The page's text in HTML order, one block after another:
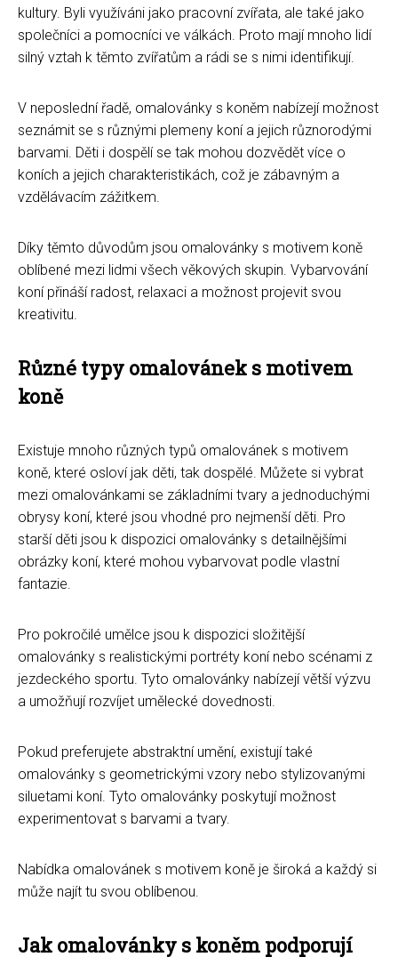
kultury. Byli využíváni jako pracovní zvířata, ale také jako
společníci a pomocníci ve válkách. Proto mají mnoho lidí
silný vztah k těmto zvířatům a rádi se s nimi identifikují.
V neposlední řadě, omalovánky s koněm nabízejí možnost
seznámit se s různými plemeny koní a jejich různorodými
barvami. Děti i dospělí se tak mohou dozvědět více o
koních a jejich charakteristikách, což je zábavným a
vzdělávacím zážitkem.
Díky těmto důvodům jsou omalovánky s motivem koně
oblíbené mezi lidmi všech věkových skupin. Vybarvování
koní přináší radost, relaxaci a možnost projevit svou
kreativitu.
Různé typy omalovánek s motivem
koně
Existuje mnoho různých typů omalovánek s motivem
koně, které osloví jak děti, tak dospělé. Můžete si vybrat
mezi omalovánkami se základními tvary a jednoduchými
obrysy koní, které jsou vhodné pro nejmenší děti. Pro
starší děti jsou k dispozici omalovánky s detailnějšími
obrázky koní, které mohou vybarvovat podle vlastní
fantazie.
Pro pokročilé umělce jsou k dispozici složitější
omalovánky s realistickými portréty koní nebo scénami z
jezdeckého sportu. Tyto omalovánky nabízejí větší výzvu
a umožňují rozvíjet umělecké dovednosti.
Pokud preferujete abstraktní umění, existují také
omalovánky s geometrickými vzory nebo stylizovanými
siluetami koní. Tyto omalovánky poskytují možnost
experimentovat s barvami a tvary.
Nabídka omalovánek s motivem koně je široká a každý si
může najít tu svou oblíbenou.
Jak omalovánky s koněm podporují